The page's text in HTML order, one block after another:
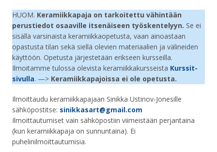
HUOM. Keramiikkapaja on tarkoitettu vähintään
perustiedot osaaville itsenäiseen työskentelyyn. Se ei
sisällä varsinaista keramiikkaopetusta, vaan ainoastaan
opastusta tilan sekä siellä olevien materiaalien ja välineiden
käyttöön. Opetusta järjestetään erikseen kursseilla.
Ilmoitamme tulossa olevista keramiikkakursseista Kurssit-
sivulla. —> Keramiikkapajoissa ei ole opetusta.
Ilmoittaudu keramiikkapajaan Sinikka Ustinov-Jonesille
sähköpostitse: sinikkasart@gmail.com
Ilmoittautumiset vain sähköpostiin viimeistään perjantaina
(kun keramiikkapaja on sunnuntaina). Ei
puhelinilmoittautumisia.